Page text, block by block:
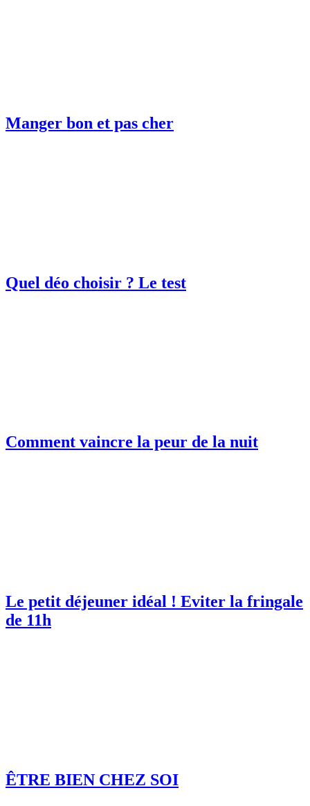
Manger bon et pas cher
Quel déo choisir ? Le test
Comment vaincre la peur de la nuit
Le petit déjeuner idéal ! Eviter la fringale
de 11h
ÊTRE BIEN CHEZ SOI